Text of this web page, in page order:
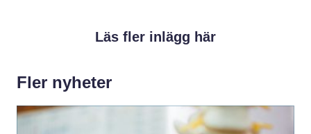
Läs fler inlägg här
Fler nyheter